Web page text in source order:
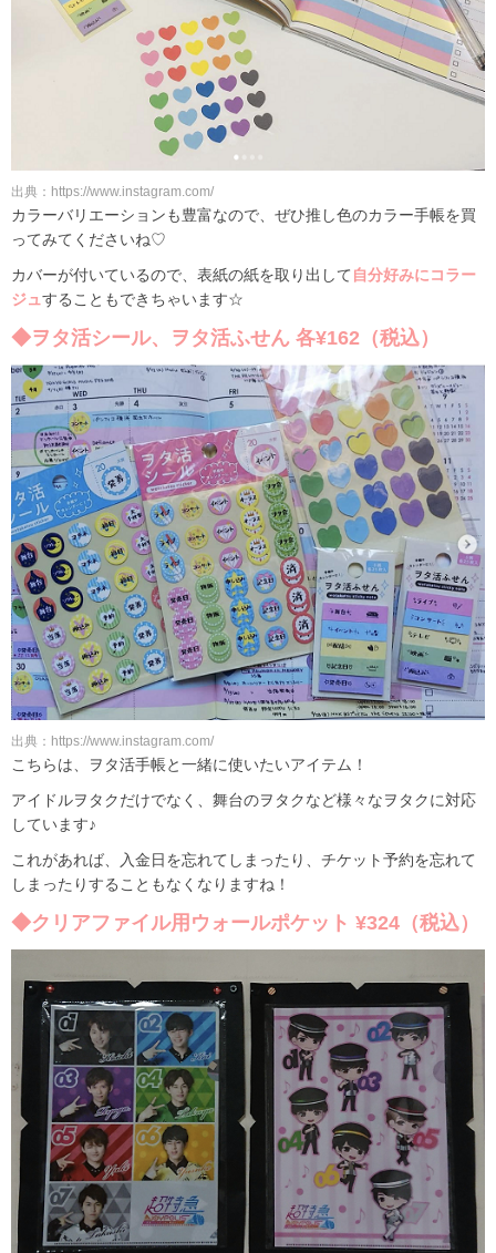
出典：https://www.instagram.com/
カラーバリエーションも豊富なので、ぜひ推し色のカラー手帳を買
ってみてくださいね♡
カバーが付いているので、表紙の紙を取り出して 自分好みにコラー
ジュ することもできちゃいます☆
◆ヲタ活シール、ヲタ活ふせん 各¥162（税込）
出典：https://www.instagram.com/
こちらは、ヲタ活手帳と一緒に使いたいアイテム！
アイドルヲタクだけでなく、舞台のヲタクなど様々なヲタクに対応
しています♪
これがあれば、入金日を忘れてしまったり、チケット予約を忘れて
しまったりすることもなくなりますね！
◆クリアファイル用ウォールポケット ¥324（税込）